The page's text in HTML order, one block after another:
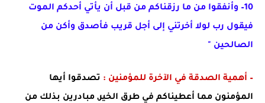
10– وأنفقوا من ما رزقناكم من قبل أن يأتي أحدكم الموت
فيقول رب لولا أخرتني إلى أجل قريب فأصدق وأكن من
الصالحين "
– أهمية الصدقة في الآخرة للمؤمنين : تصدقوا أيها
المؤمنون مما أعطيناكم في طرق الخير, مبادرين بذلك من